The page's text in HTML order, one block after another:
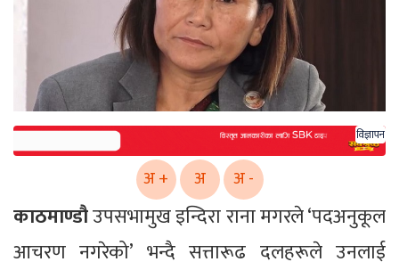
विज्ञापन
अ + अ अ -
काठमाण्डौउपसभामुख इन्दिरा राना मगरले ‘पदअनुकूल
आचरण नगरेको’ भन्दै सत्तारूढ दलहरूले उनलाई